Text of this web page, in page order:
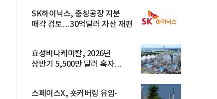
SK하이닉스, 충칭공장 지분
매각 검토…30억달러 자산 재편
효성비나케미칼, 2026년
상반기 5,500만 달러 흑자
스페이스X, 숏커버링 유입-